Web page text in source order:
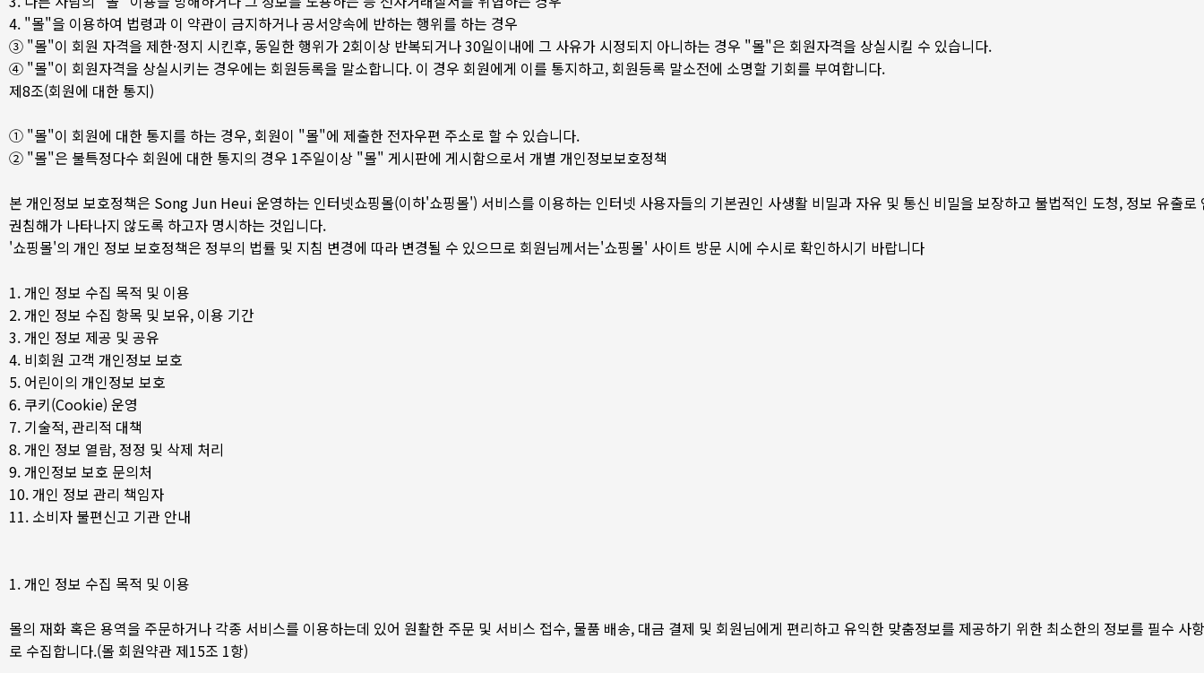
4. "몰"을 이용하여 법령과 이 약관이 금지하거나 공서양속에 반하는 행위를 하는 경우
③ "몰"이 회원 자격을 제한·정지 시킨후, 동일한 행위가 2회이상 반복되거나 30일이내에 그 사유가 시정되지 아니하는 경우 "몰"은 회원자격을 상실시킬 수 있습니다.
④ "몰"이 회원자격을 상실시키는 경우에는 회원등록을 말소합니다. 이 경우 회원에게 이를 통지하고, 회원등록 말소전에 소명할 기회를 부여합니다.
제8조(회원에 대한 통지)
① "몰"이 회원에 대한 통지를 하는 경우, 회원이 "몰"에 제출한 전자우편 주소로 할 수 있습니다.
② "몰"은 불특정다수 회원에 대한 통지의 경우 1주일이상 "몰" 게시판에 게시함으로서 개별 개인정보보호정책
본 개인정보 보호정책은 Song Jun Heui 운영하는 인터넷쇼핑몰(이하'쇼핑몰') 서비스를 이용하는 인터넷 사용자들의 기본권인 사생활 비밀과 자유 및 통신 비밀을 보장하고 불법적인 도청, 정보 유출로
권침해가 나타나지 않도록 하고자 명시하는 것입니다.
'쇼핑몰'의 개인 정보 보호정책은 정부의 법률 및 지침 변경에 따라 변경될 수 있으므로 회원님께서는'쇼핑몰' 사이트 방문 시에 수시로 확인하시기 바랍니다
1. 개인 정보 수집 목적 및 이용
2. 개인 정보 수집 항목 및 보유, 이용 기간
3. 개인 정보 제공 및 공유
4. 비회원 고객 개인정보 보호
5. 어린이의 개인정보 보호
6. 쿠키(Cookie) 운영
7. 기술적, 관리적 대책
8. 개인 정보 열람, 정정 및 삭제 처리
9. 개인정보 보호 문의처
10. 개인 정보 관리 책임자
11. 소비자 불편신고 기관 안내
1. 개인 정보 수집 목적 및 이용
몰의 재화 혹은 용역을 주문하거나 각종 서비스를 이용하는데 있어 원활한 주문 및 서비스 접수, 물품 배송, 대금 결제 및 회원님에게 편리하고 유익한 맞춤정보를 제공하기 위한 최소한의 정보를 필수 사
로 수집합니다.(몰 회원약관 제15조 1항)